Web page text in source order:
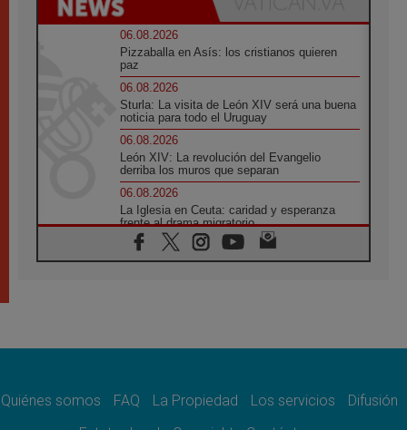
06.08.2026
Pizzaballa en Asís: los cristianos quieren
paz
06.08.2026
Sturla: La visita de León XIV será una buena
noticia para todo el Uruguay
06.08.2026
León XIV: La revolución del Evangelio
derriba los muros que separan
06.08.2026
La Iglesia en Ceuta: caridad y esperanza
frente al drama migratorio
06.08.2026
La visita del Papa a Perú será un tiempo de
06.08.2026
05.08.2026
Quiénes somos FAQ La Propiedad Los servicios
Difusión